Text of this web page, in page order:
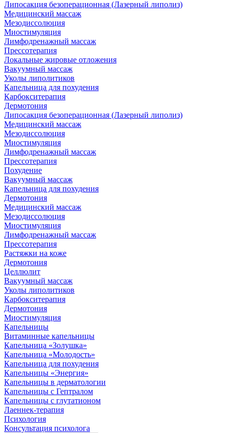
Липосакция безоперационная (Лазерный липолиз)
Медицинский массаж
Мезодиссолюция
Миостимуляция
Лимфодренажный массаж
Прессотерапия
Локальные жировые отложения
Вакуумный массаж
Уколы липолитиков
Капельница для похудения
Карбокситерапия
Дермотония
Липосакция безоперационная (Лазерный липолиз)
Медицинский массаж
Мезодиссолюция
Миостимуляция
Лимфодренажный массаж
Прессотерапия
Похудение
Вакуумный массаж
Капельница для похудения
Дермотония
Медицинский массаж
Мезодиссолюция
Миостимуляция
Лимфодренажный массаж
Прессотерапия
Растяжки на коже
Дермотония
Целлюлит
Вакуумный массаж
Уколы липолитиков
Карбокситерапия
Дермотония
Миостимуляция
Капельницы
Витаминные капельницы
Капельница «Золушка»
Капельница «Молодость»
Капельница для похудения
Капельницы «Энергия»
Капельницы в дерматологии
Капельницы с Гептралом
Капельницы с глутатионом
Лаеннек-терапия
Психология
Консультация психолога